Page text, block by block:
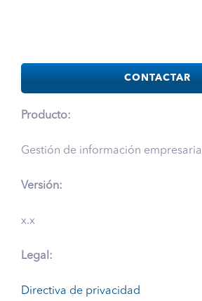
CONTACTAR
Producto:
Gestión de información empresarial
Versión:
x.x
Legal:
Directiva de privacidad